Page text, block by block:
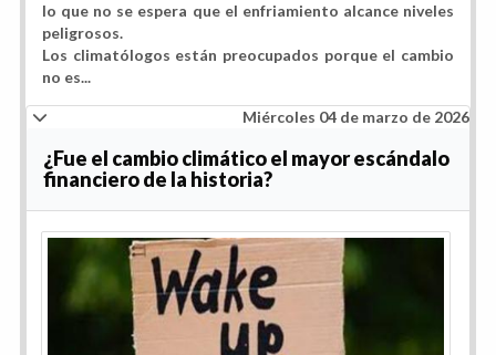
lo que no se espera que el enfriamiento alcance niveles
peligrosos.
Los climatólogos están preocupados porque el cambio
no es...
Miércoles 04 de marzo de 2026
¿Fue el cambio climático el mayor escándalo
financiero de la historia?